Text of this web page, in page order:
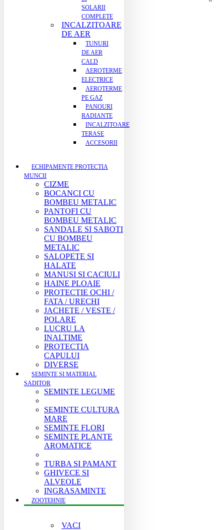
SOLARII
COMPLETE
INCALZITOARE
DE AER
TUNURI
DE AER
CALD
AEROTERME
ELECTRICE
AEROTERME
PE GAZ
PANOURI
RADIANTE
INCALZITOARE
TERASE
ACCESORII
ECHIPAMENTE PROTECTIA
MUNCII
CIZME
BOCANCI CU
BOMBEU METALIC
PANTOFI CU
BOMBEU METALIC
SANDALE SI SABOTI
CU BOMBEU
METALIC
SALOPETE SI
HALATE
MANUSI SI CACIULI
HAINE PLOAIE
PROTECTIE OCHI /
FATA / URECHI
JACHETE / VESTE /
POLARE
LUCRU LA
INALTIME
PROTECTIA
CAPULUI
DIVERSE
SEMINTE SI MATERIAL
SADITOR
SEMINTE LEGUME
SEMINTE CULTURA
MARE
SEMINTE FLORI
SEMINTE PLANTE
AROMATICE
TURBA SI PAMANT
GHIVECE SI
ALVEOLE
INGRASAMINTE
ZOOTEHNIE
VACI